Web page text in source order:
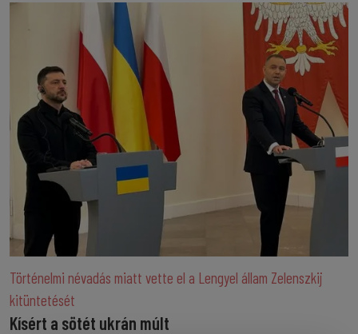
Történelmi névadás miatt vette el a Lengyel állam Zelenszkij
kitüntetését
Kísért a sötét ukrán múlt